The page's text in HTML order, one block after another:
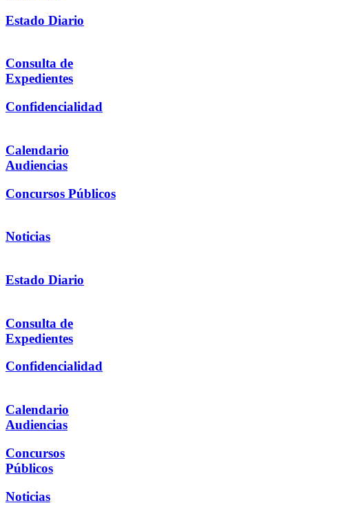
Estado Diario
Consulta de
Expedientes
Confidencialidad
Calendario
Audiencias
Concursos Públicos
Noticias
Estado Diario
Consulta de
Expedientes
Confidencialidad
Calendario
Audiencias
Concursos
Públicos
Noticias